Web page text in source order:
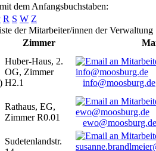
dem Anfangsbuchstaben:
R S W Z
der Mitarbeiter/innen der Verwaltung
Zimmer
Huber-Haus, 2.
OG, Zimmer
H2.1
info@moosburg.de
Rathaus, EG,
Zimmer R0.01
ewo@moosburg.de
Sudetenlandstr.